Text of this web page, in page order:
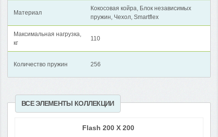
Материал
Кокосовая койра, Блок независимых
пружин, Чехол, Smartflex
Максимальная нагрузка,
кг
110
Количество пружин 256
ВСЕ ЭЛЕМЕНТЫ КОЛЛЕКЦИИ
Flash 200 X 200